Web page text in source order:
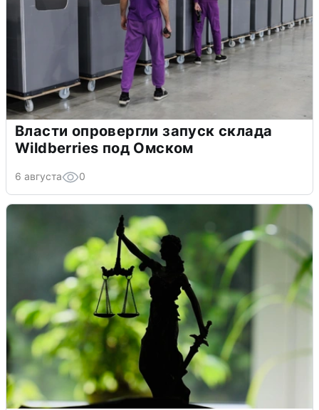
Власти опровергли запуск склада
Wildberries под Омском
6 августа 0